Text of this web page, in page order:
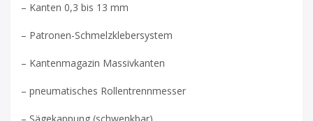
– Kanten 0,3 bis 13 mm
– Patronen-Schmelzklebersystem
– Kantenmagazin Massivkanten
– pneumatisches Rollentrennmesser